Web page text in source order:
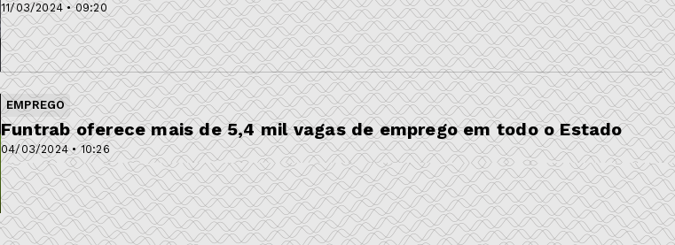
11/03/2024 • 09:20
EMPREGO
04/03/2024 • 10:26
Funtrab oferece mais de 5,4 mil vagas de emprego em todo o Estado